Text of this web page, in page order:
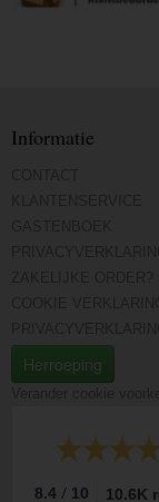
Informatie
Herroeping
8.4 / 10 10.6K